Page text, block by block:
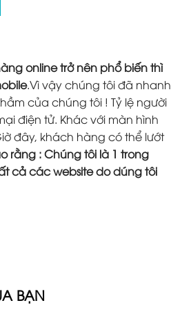
online trở nên phổ biến thì
.Vì vậy chúng tôi đã nhanh
của chúng tôi ! Tỷ lệ người
điện tử. Khác với màn hình
đây, khách hàng có thể lướt
rằng : Chúng tôi là 1 trong
cả các website do dúng tôi
BẠN